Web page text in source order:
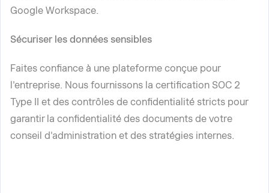
Google Workspace.
Sécuriser les données sensibles
Faites confiance à une plateforme conçue pour
l'entreprise. Nous fournissons la certification SOC 2
Type II et des contrôles de confidentialité stricts pour
garantir la confidentialité des documents de votre
conseil d'administration et des stratégies internes.